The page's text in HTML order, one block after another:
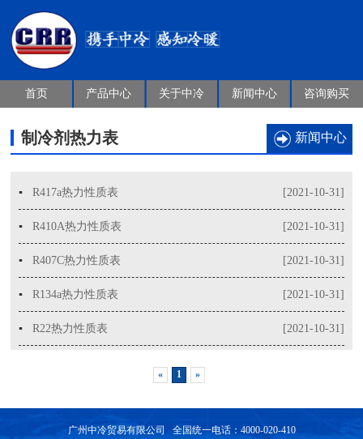
首页 产品中心 关于中冷 新闻中心 咨询购买
制冷剂热力表 新闻中心
[2021-10-31]
▪R417a热力性质表
[2021-10-31]
▪R410A热力性质表
[2021-10-31]
▪R407C热力性质表
[2021-10-31]
▪R134a热力性质表
[2021-10-31]
▪R22热力性质表
« 1 »
广州中冷贸易有限公司 全国统一电话：4000-020-410